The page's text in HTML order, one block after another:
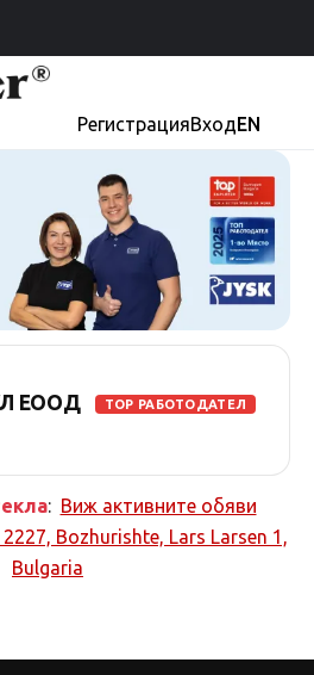
РегистрацияВходEN
ЕООД TOP РАБОТОДАТЕЛ
: Виж активните обяви
2227, Bozhurishte, Lars Larsen 1,
Bulgaria